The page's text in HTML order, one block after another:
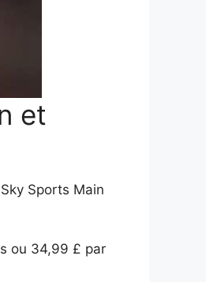
et
Sports Main
ou 34,99 £ par